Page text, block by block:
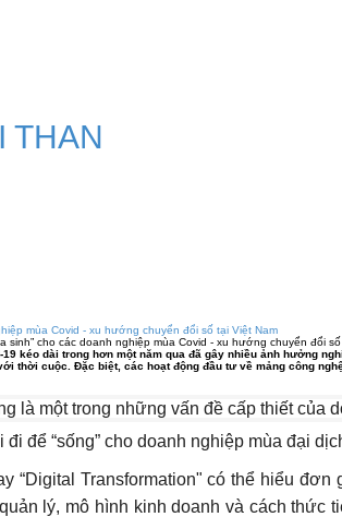
THAN
mùa Covid - xu hướng chuyển đổi số tại Việt Nam
sinh” cho các doanh nghiệp mùa Covid - xu hướng chuyển đổi
kéo dài trong hơn một năm qua đã gây nhiều ảnh hưởng
thời cuộc. Đặc biệt, các hoạt động đầu tư về mảng công
là một trong những vấn đề cấp thiết của
đi để “sống” cho doanh nghiệp mùa đại
“Digital Transformation" có thể hiểu
lý, mô hình kinh doanh và cách thức